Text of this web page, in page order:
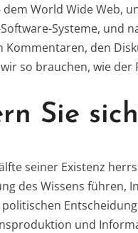
dem World Wide Web,
Systeme, und
Kommentaren, den
so brauchen, wie der
Sie
seiner Existenz
des Wissens führen,
und